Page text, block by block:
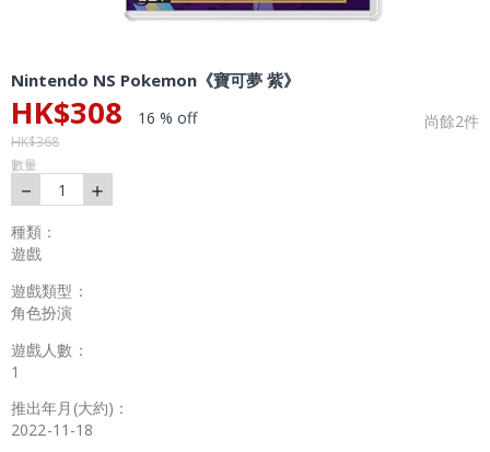
Nintendo NS Pokemon《寶可夢 紫》
HK$308 16 % off 尚餘2件
HK$368
數量
－ 1 ＋
種類：
遊戲
遊戲類型：
角色扮演
遊戲人數：
1
推出年月(大約)：
2022-11-18